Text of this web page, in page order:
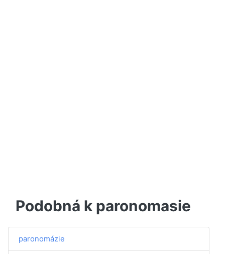
Podobná k paronomasie
paronomázie